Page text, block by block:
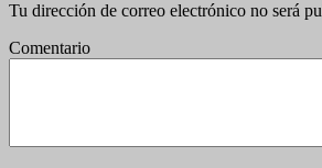
Tu dirección de correo electrónico no será
Comentario